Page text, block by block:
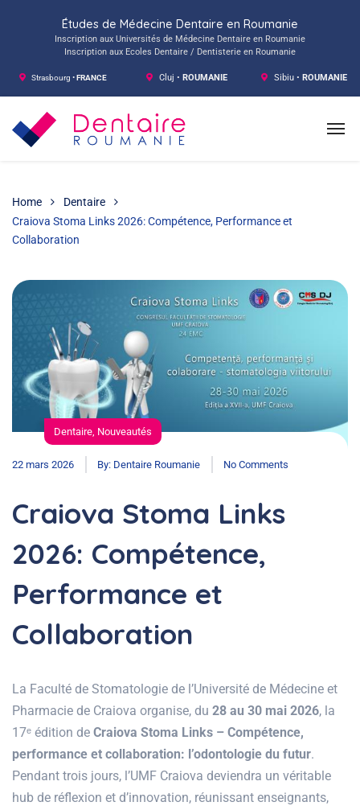
Études de Médecine Dentaire en Roumanie
Inscription aux Universités de Médecine Dentaire en Roumanie
Inscription aux Ecoles Dentaire / Dentisterie en Roumanie
Strasbourg •FRANCE Cluj •ROUMANIE Sibiu •ROUMANIE
Home
Dentaire
Craiova Stoma Links 2026: Compétence, Performance et
Collaboration
Dentaire Nouveautés
22 mars 2026 By: Dentaire Roumanie No Comments
Craiova Stoma Links
2026: Compétence,
Performance et
Collaboration
La Faculté de Stomatologie de l’Université de Médecine et
Pharmacie de Craiova organise, du 28 au 30 mai 2026, la
17ᵉ édition de Craiova Stoma Links – Compétence,
performance et collaboration: l’odontologie du futur.
Pendant trois jours, l’UMF Craiova deviendra un véritable
hub de réflexion et d’innovation, réunissant enseignants,